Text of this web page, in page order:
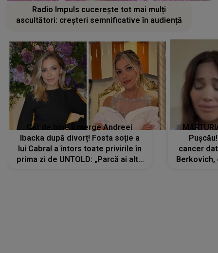
Radio Impuls cucerește tot mai mulți
ascultători: creșteri semnificative în audiență
Cât de bine îi merge Andreei
Ibacka după divorț! Fosta soție a
lui Cabral a întors toate privirile în
prima zi de UNTOLD: „Parcă ai altă
cancer
Berkovich,